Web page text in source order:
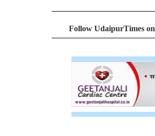
Follow UdaipurTimes on